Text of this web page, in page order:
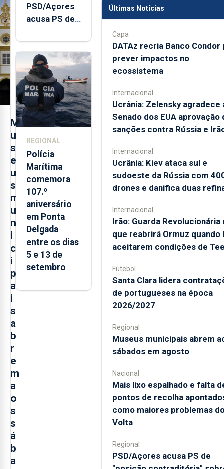
M
u
s
e
u
s
m
u
n
i
c
i
p
a
i
s
a
b
r
e
m
a
o
s
s
á
b
a
PSD/Açores
acusa PS de
contraditória"
sobre
evolução
turística
REGIONAL
Polícia
Marítima
comemora
107.º
aniversário
em Ponta
Delgada
entre os dias
5 e 13 de
setembro
Últimas Notícias
Capa
DATAz recria Banco Condor
prever impactos no
ecossistema
Internacional
Ucrânia: Zelensky agradece
Senado dos EUA aprovação
sanções contra Rússia e
Internacional
Ucrânia: Kiev ataca sul e
sudoeste da Rússia com
drones e danifica duas
Internacional
Irão: Guarda Revolucionária
que reabrirá Ormuz quando
aceitarem condições de
Futebol
Santa Clara lidera
de portugueses na época
2026/2027
Regional
Museus municipais abrem
sábados em agosto
Nacional
Mais lixo espalhado e falta
pontos de recolha
como maiores problemas
Volta
Regional
PSD/Açores acusa PS de